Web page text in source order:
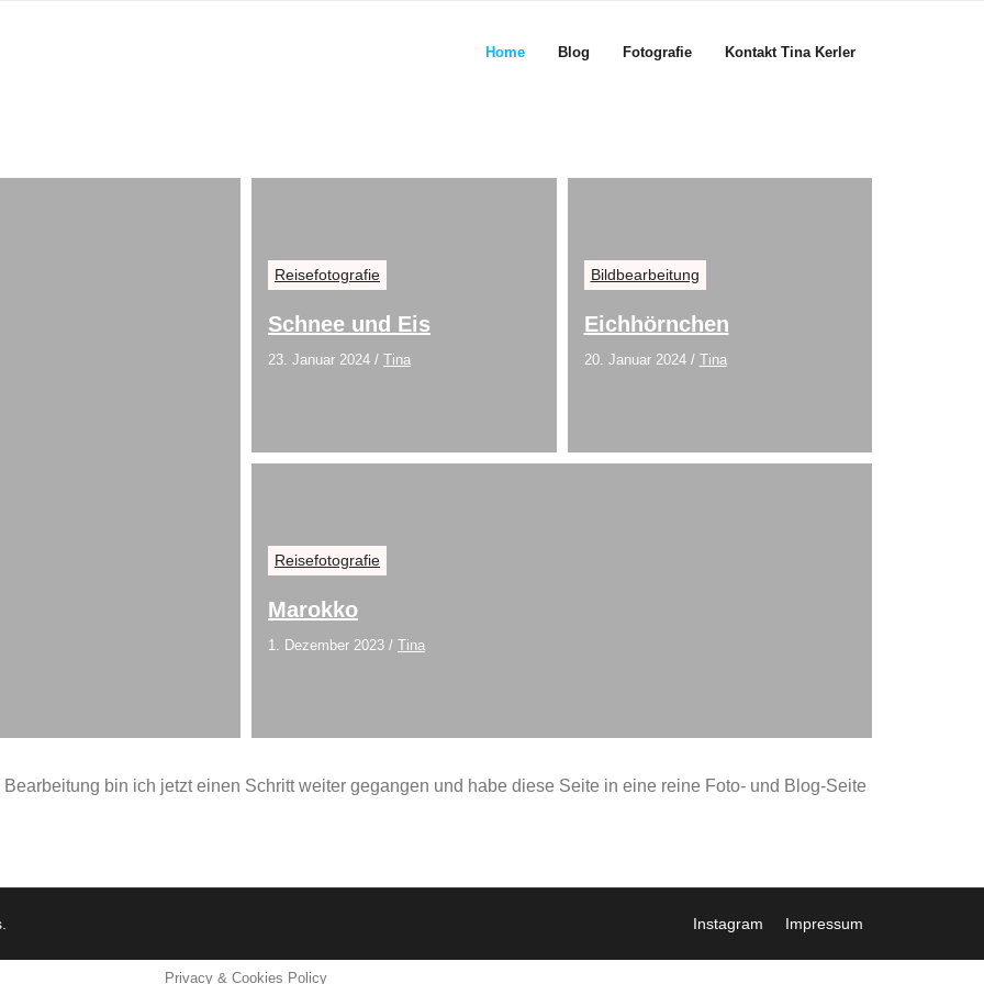
Home Blog Fotografie Kontakt Tina Kerler
Reisefotografie
Schnee und Eis
23. Januar 2024 / Tina
Bildbearbeitung
Eichhörnchen
20. Januar 2024/ Tina
Reisefotografie
Marokko
1. Dezember 2023 / Tina
bin ich jetzt einen Schritt weiter gegangen und habe diese Seite in eine reine Foto- und Blog-Seite
Instagram Impressum
Privacy & Cookies Policy